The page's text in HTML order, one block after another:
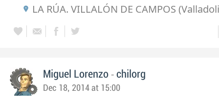
LA RÚA. VILLALÓN DE CAMPOS
Miguel Lorenzo - chilorg
Dec 18, 2014 at 15:00